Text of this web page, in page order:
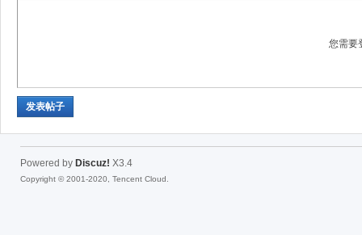
您需要
发表帖子
Powered by Discuz! X3.4
Copyright © 2001-2020, Tencent Cloud.